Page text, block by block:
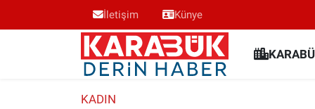
İletişim Künye
KADIN
Karabük Nöbetçi Eczaneler